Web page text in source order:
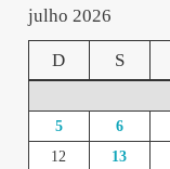
julho 2026
D S
5
6
12
13